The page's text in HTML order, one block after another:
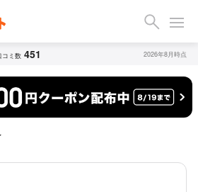
コミ数 451 2026年8月時点